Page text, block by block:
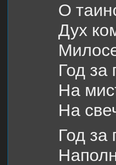
О
Дух
Год за
На
На
Год